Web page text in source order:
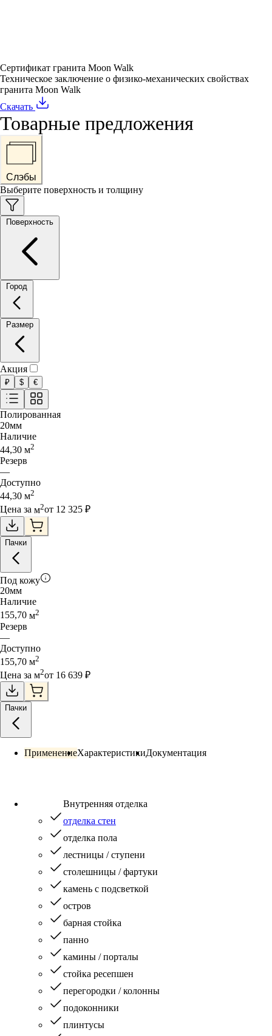
Сертификат гранита Moon Walk
Техническое заключение о физико-механических свойствах
гранита Moon Walk
Скачать
Товарные предложения
Слэбы
Выберите поверхность и толщину
Акция
₽ $ €
Полированная
20мм
Наличие
44,30 м2
Резерв
—
Доступно
44,30 м2
Цена за м2от 12 325 ₽
Пачки
Под кожу
20мм
Наличие
155,70 м2
Резерв
—
Доступно
155,70 м2
Цена за м2от 16 639 ₽
Пачки
ПрименениеХарактеристикиДокументация
Внутренняя отделка
отделка стен
отделка пола
лестницы / ступени
столешницы / фартуки
камень с подсветкой
остров
барная стойка
панно
камины / порталы
стойка ресепшен
перегородки / колонны
подоконники
плинтусы